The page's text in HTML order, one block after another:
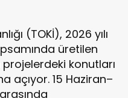
(TOKİ), 2026 yılı
üretilen
konutları
açıyor. 15 Haziran–